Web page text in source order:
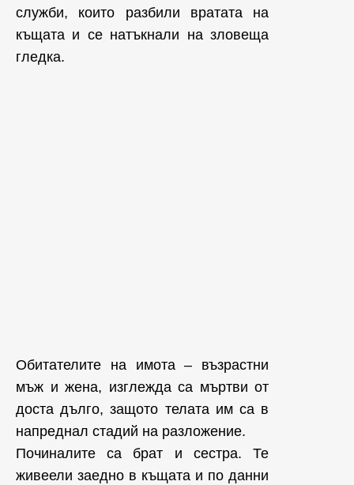
служби, които разбили вратата на
къщата и се натъкнали на зловеща
гледка.
Обитателите на имота – възрастни
мъж и жена, изглежда са мъртви от
доста дълго, защото телата им са в
напреднал стадий на разложение.
Починалите са брат и сестра. Те
живеели заедно в къщата и по данни